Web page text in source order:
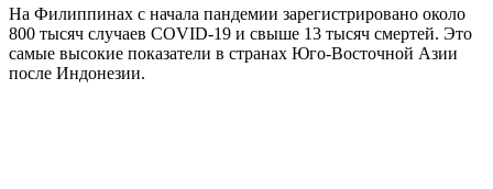
На Филиппинах с начала пандемии зарегистрировано около
800 тысяч случаев COVID-19 и свыше 13 тысяч смертей. Это
самые высокие показатели в странах Юго-Восточной Азии
после Индонезии.